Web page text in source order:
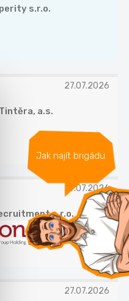
Jak najít brigádu
s.r.o.
27.07.2026
Tintěra, a.s.
27.07.2026
s.r.o.
27.07.2026